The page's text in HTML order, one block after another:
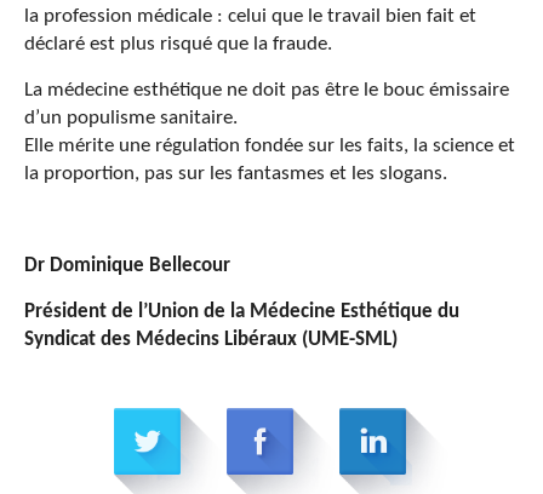
la profession médicale : celui que le travail bien fait et
déclaré est plus risqué que la fraude.
La médecine esthétique ne doit pas être le bouc émissaire
d’un populisme sanitaire.
Elle mérite une régulation fondée sur les faits, la science et
la proportion, pas sur les fantasmes et les slogans.
Dr Dominique Bellecour
Président de l’Union de la Médecine Esthétique du
Syndicat des Médecins Libéraux (UME-SML)